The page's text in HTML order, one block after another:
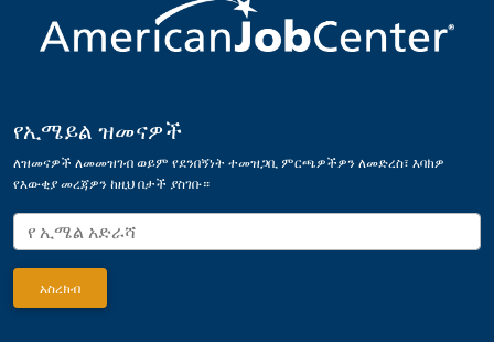
የኢሜይል ዝመናዎች
ለዝመናዎች ለመመዝገብ ወይም የደንበኝነት ተመዝጋቢ ምርጫዎችዎን ለመድረስ፣ እባክዎ
የእውቂያ መረጃዎን ከዚህ በታች ያስገቡ።